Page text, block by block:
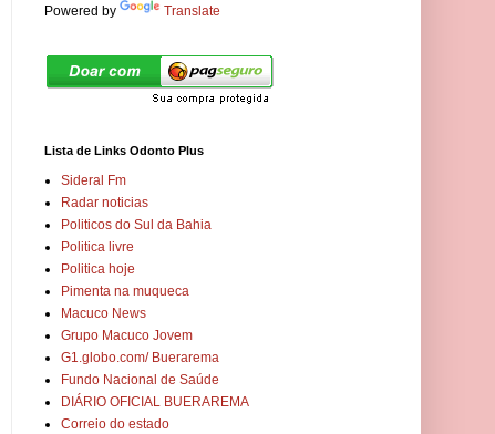
Powered by Translate
Lista de Links Odonto Plus
Sideral Fm
Radar noticias
Politicos do Sul da Bahia
Politica livre
Politica hoje
Pimenta na muqueca
Macuco News
Grupo Macuco Jovem
G1.globo.com/ Buerarema
Fundo Nacional de Saúde
DIÁRIO OFICIAL BUERAREMA
Correio do estado